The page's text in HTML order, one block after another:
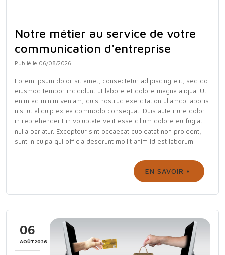
Notre métier au service de votre
communication d'entreprise
Publié le 06/08/2026
Lorem ipsum dolor sit amet, consectetur adipiscing elit, sed do
eiusmod tempor incididunt ut labore et dolore magna aliqua. Ut
enim ad minim veniam, quis nostrud exercitation ullamco laboris
nisi ut aliquip ex ea commodo consequat. Duis aute irure dolor
in reprehenderit in voluptate velit esse cillum dolore eu fugiat
nulla pariatur. Excepteur sint occaecat cupidatat non proident,
sunt in culpa qui officia deserunt mollit anim id est laborum.
EN SAVOIR +
06
AOÛT2026